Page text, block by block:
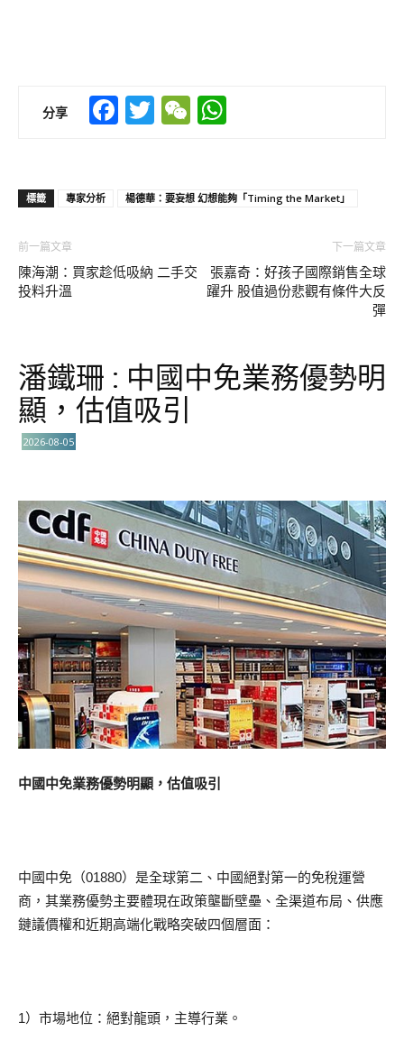
分享 Facebook
TwitterWeChat
標籤 專家分析 楊德華：要妄想 幻想能夠「Timing the Market」
前一篇文章
陳海潮：買家趁低吸納 二手交
投料升溫
下一篇文章
張嘉奇：好孩子國際銷售全球
躍升 股值過份悲觀有條件大反
彈
潘鐵珊 : 中國中免業務優勢明
顯，估值吸引
2026-08-05
中國中免業務優勢明顯，估值吸引
中國中免（01880）是全球第二、中國絕對第一的免稅運營
商，其業務優勢主要體現在政策壟斷壁壘、全渠道布局、供應
鏈議價權和近期高端化戰略突破四個層面：
1）市場地位：絕對龍頭，主導行業。